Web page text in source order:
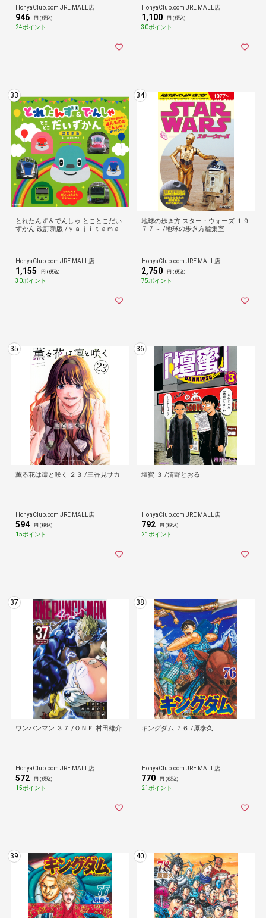
HonyaClub.com JRE MALL店
946 円 (税込)
24ポイント
HonyaClub.com JRE MALL店
1,100 円 (税込)
30ポイント
33
とれたんず＆でんしゃ とことこだい
ずかん 改訂新版 /ｙａｊｉｔａｍａ
HonyaClub.com JRE MALL店
1,155 円 (税込)
30ポイント
34
地球の歩き方 スター・ウォーズ １９
７７～ /地球の歩き方編集室
HonyaClub.com JRE MALL店
2,750 円 (税込)
75ポイント
35
薫る花は凛と咲く ２３ /三香見サカ
HonyaClub.com JRE MALL店
594 円 (税込)
15ポイント
36
壇蜜 ３ /清野とおる
HonyaClub.com JRE MALL店
792 円 (税込)
21ポイント
37
ワンパンマン ３７ /ＯＮＥ 村田雄介
HonyaClub.com JRE MALL店
572 円 (税込)
15ポイント
38
キングダム ７６ /原泰久
HonyaClub.com JRE MALL店
770 円 (税込)
21ポイント
39 40